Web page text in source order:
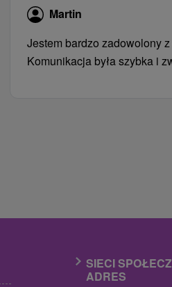
Martin
Jestem bardzo zadowolony z
Komunikacja była szybka i
SIECI
ADRES